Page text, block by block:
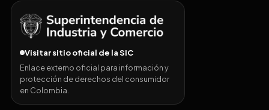
Visitar sitio oficial de la SIC
Enlace externo oficial para información y
protección de derechos del consumidor
en Colombia.